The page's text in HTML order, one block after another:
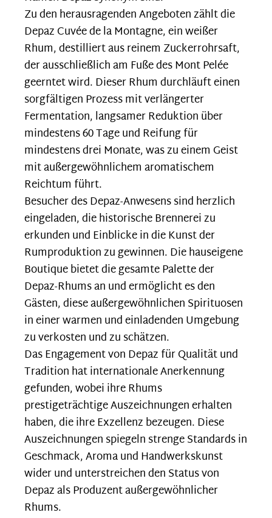
Zu den herausragenden Angeboten zählt die
Depaz Cuvée de la Montagne, ein weißer
Rhum, destilliert aus reinem Zuckerrohrsaft,
der ausschließlich am Fuße des Mont Pelée
geerntet wird. Dieser Rhum durchläuft einen
sorgfältigen Prozess mit verlängerter
Fermentation, langsamer Reduktion über
mindestens 60 Tage und Reifung für
mindestens drei Monate, was zu einem Geist
mit außergewöhnlichem aromatischem
Reichtum führt.
Besucher des Depaz-Anwesens sind herzlich
eingeladen, die historische Brennerei zu
erkunden und Einblicke in die Kunst der
Rumproduktion zu gewinnen. Die hauseigene
Boutique bietet die gesamte Palette der
Depaz-Rhums an und ermöglicht es den
Gästen, diese außergewöhnlichen Spirituosen
in einer warmen und einladenden Umgebung
zu verkosten und zu schätzen.
Das Engagement von Depaz für Qualität und
Tradition hat internationale Anerkennung
gefunden, wobei ihre Rhums
prestigeträchtige Auszeichnungen erhalten
haben, die ihre Exzellenz bezeugen. Diese
Auszeichnungen spiegeln strenge Standards in
Geschmack, Aroma und Handwerkskunst
wider und unterstreichen den Status von
Depaz als Produzent außergewöhnlicher
Rhums.